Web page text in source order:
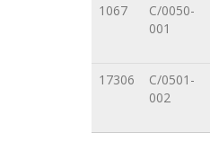
1067
C/0050-
001
17306
C/0501-
002